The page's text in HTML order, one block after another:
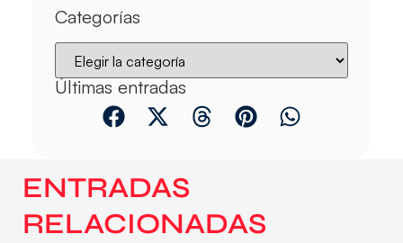
Categorías
Últimas entradas
ENTRADAS
RELACIONADAS